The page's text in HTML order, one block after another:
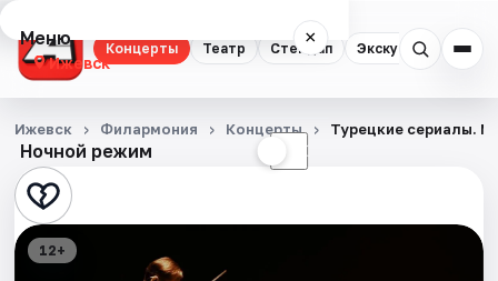
Концерты Театр Стендап Экскурсии
Меню ×
Ижевск
Концерты
Театр
Стендап
Ночной режим ☾
Ижевск Филармония Концерты Турецкие сериалы.
12+